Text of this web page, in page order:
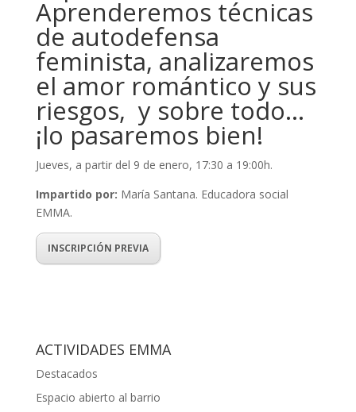
Aprenderemos técnicas
de autodefensa
feminista, analizaremos
el amor romántico y sus
riesgos, y sobre todo…
¡lo pasaremos bien!
Jueves, a partir del 9 de enero, 17:30 a 19:00h.
Impartido por: María Santana. Educadora social
EMMA.
INSCRIPCIÓN PREVIA
ACTIVIDADES EMMA
Destacados
Espacio abierto al barrio